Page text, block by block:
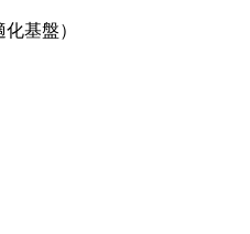
基盤）